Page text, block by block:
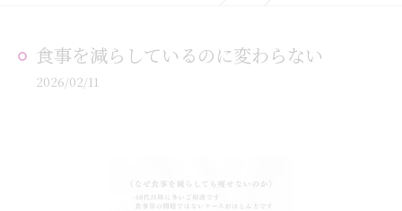
食事を減らしているのに変わらない
2026/02/11